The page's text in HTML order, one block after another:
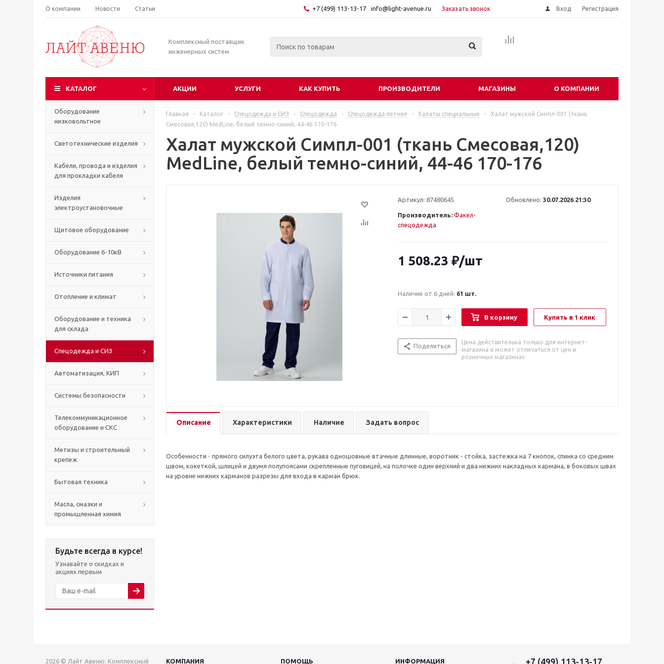
О компании Новости Статьи +7 (499) 113-13-17 info@light-avenue.ru Заказать звонок Вход Регистрация
Комплексный поставщик
инженерных систем
КАТАЛОГ АКЦИИ УСЛУГИ КАК КУПИТЬ ПРОИЗВОДИТЕЛИ МАГАЗИНЫ О КОМПАНИИ
Оборудование
низковольтное
Светотехнические изделия
Кабели, провода и изделия
для прокладки кабеля
Изделия
электроустановочные
Щитовое оборудование
Оборудование 6-10кВ
Источники питания
Отопление и климат
Оборудование и техника
для склада
Спецодежда и СИЗ
Автоматизация, КИП
Системы безопасности
Телекоммуникационное
оборудование и СКС
Метизы и строительный
крепеж
Бытовая техника
Масла, смазки и
промышленная химия
Будьте всегда в курсе!
Узнавайте о скидках и
акциях первым
Главная - Каталог - Спецодежда и СИЗ - Спецодежда - Спецодежда летняя - Халаты специальные -
Халат мужской Симпл-001 (ткань
Смесовая,120) MedLine, белый темно-синий, 44-46 170-176
Халат мужской Симпл-001 (ткань Смесовая,120)
MedLine, белый темно-синий, 44-46 170-176
Артикул: 87480645 Обновлено: 30.07.2026 21:30
Производитель: Факел-
спецодежда
1 508.23 ₽/шт
Наличие от 6 дней: 61 шт.
В корзину Купить в 1 клик
Поделиться
Цена действительна только для интернет-
магазина и может отличаться от цен в
розничных магазинах
Описание Характеристики Наличие Задать вопрос
Особенности - прямого силуэта белого цвета, рукава одношовные втачные длинные, воротник - стойка, застежка на 7 кнопок, спинка со средним
швом, кокеткой, шлицей и двумя полупоясами скрепленные пуговицей, на полочке один верхний и два нижних накладных кармана, в боковых швах
на уровне нижних карманов разрезы для входа в карман брюк.
2026 © Лайт Авеню: Комплексный КОМПАНИЯ ПОМОЩЬ ИНФОРМАЦИЯ +7 (499) 113-13-17